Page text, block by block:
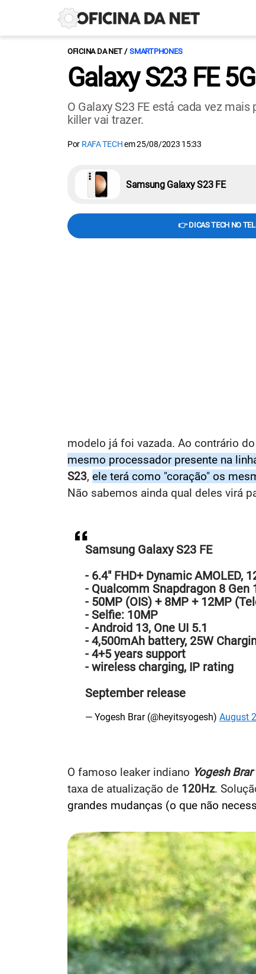
OFICINA DA NET SMARTPHONES
Galaxy S23 FE
O Galaxy S23 FE está cada vez
killer vai trazer.
Por RAFA TECHem25/08/2023 15:33
Samsung Galaxy S23 FE
👉 DICAS TECH NO
modelo já foi vazada. Ao contrário
mesmo processador presente na
S23, ele terá como "coração" os
Não sabemos ainda qual deles virá
Samsung Galaxy S23 FE
- 6.4" FHD+ Dynamic AMOLED,
- Qualcomm Snapdragon 8 Gen
- 50MP (OIS) + 8MP + 12MP
- Selfie: 10MP
- Android 13, One UI 5.1
- 4,500mAh battery, 25W
- 4+5 years support
- wireless charging, IP rating
September release
— Yogesh Brar (@heyitsyogesh) August
O famoso leaker indiano Yogesh Brar
taxa de atualização de 120Hz.
grandes mudanças (o que não